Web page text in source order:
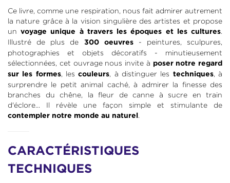
Ce livre, comme une respiration, nous fait admirer autrement
la nature grâce à la vision singulière des artistes et propose
unvoyage unique à travers les époques et les cultures.
Illustré de plus de
300 oeuvres- peintures, sculpures,
photographies et objets décoratifs - minutieusement
sélectionnées, cet ouvrage nous invite à poser notre regard
sur les formes, lescouleurs, à distinguer les techniques, à
surprendre le petit animal caché, à admirer la finesse des
branches du chêne, la fleur de canne à sucre en train
d'éclore... Il révèle une façon simple et stimulante de
contempler notre monde au naturel .
CARACTÉRISTIQUES
TECHNIQUES